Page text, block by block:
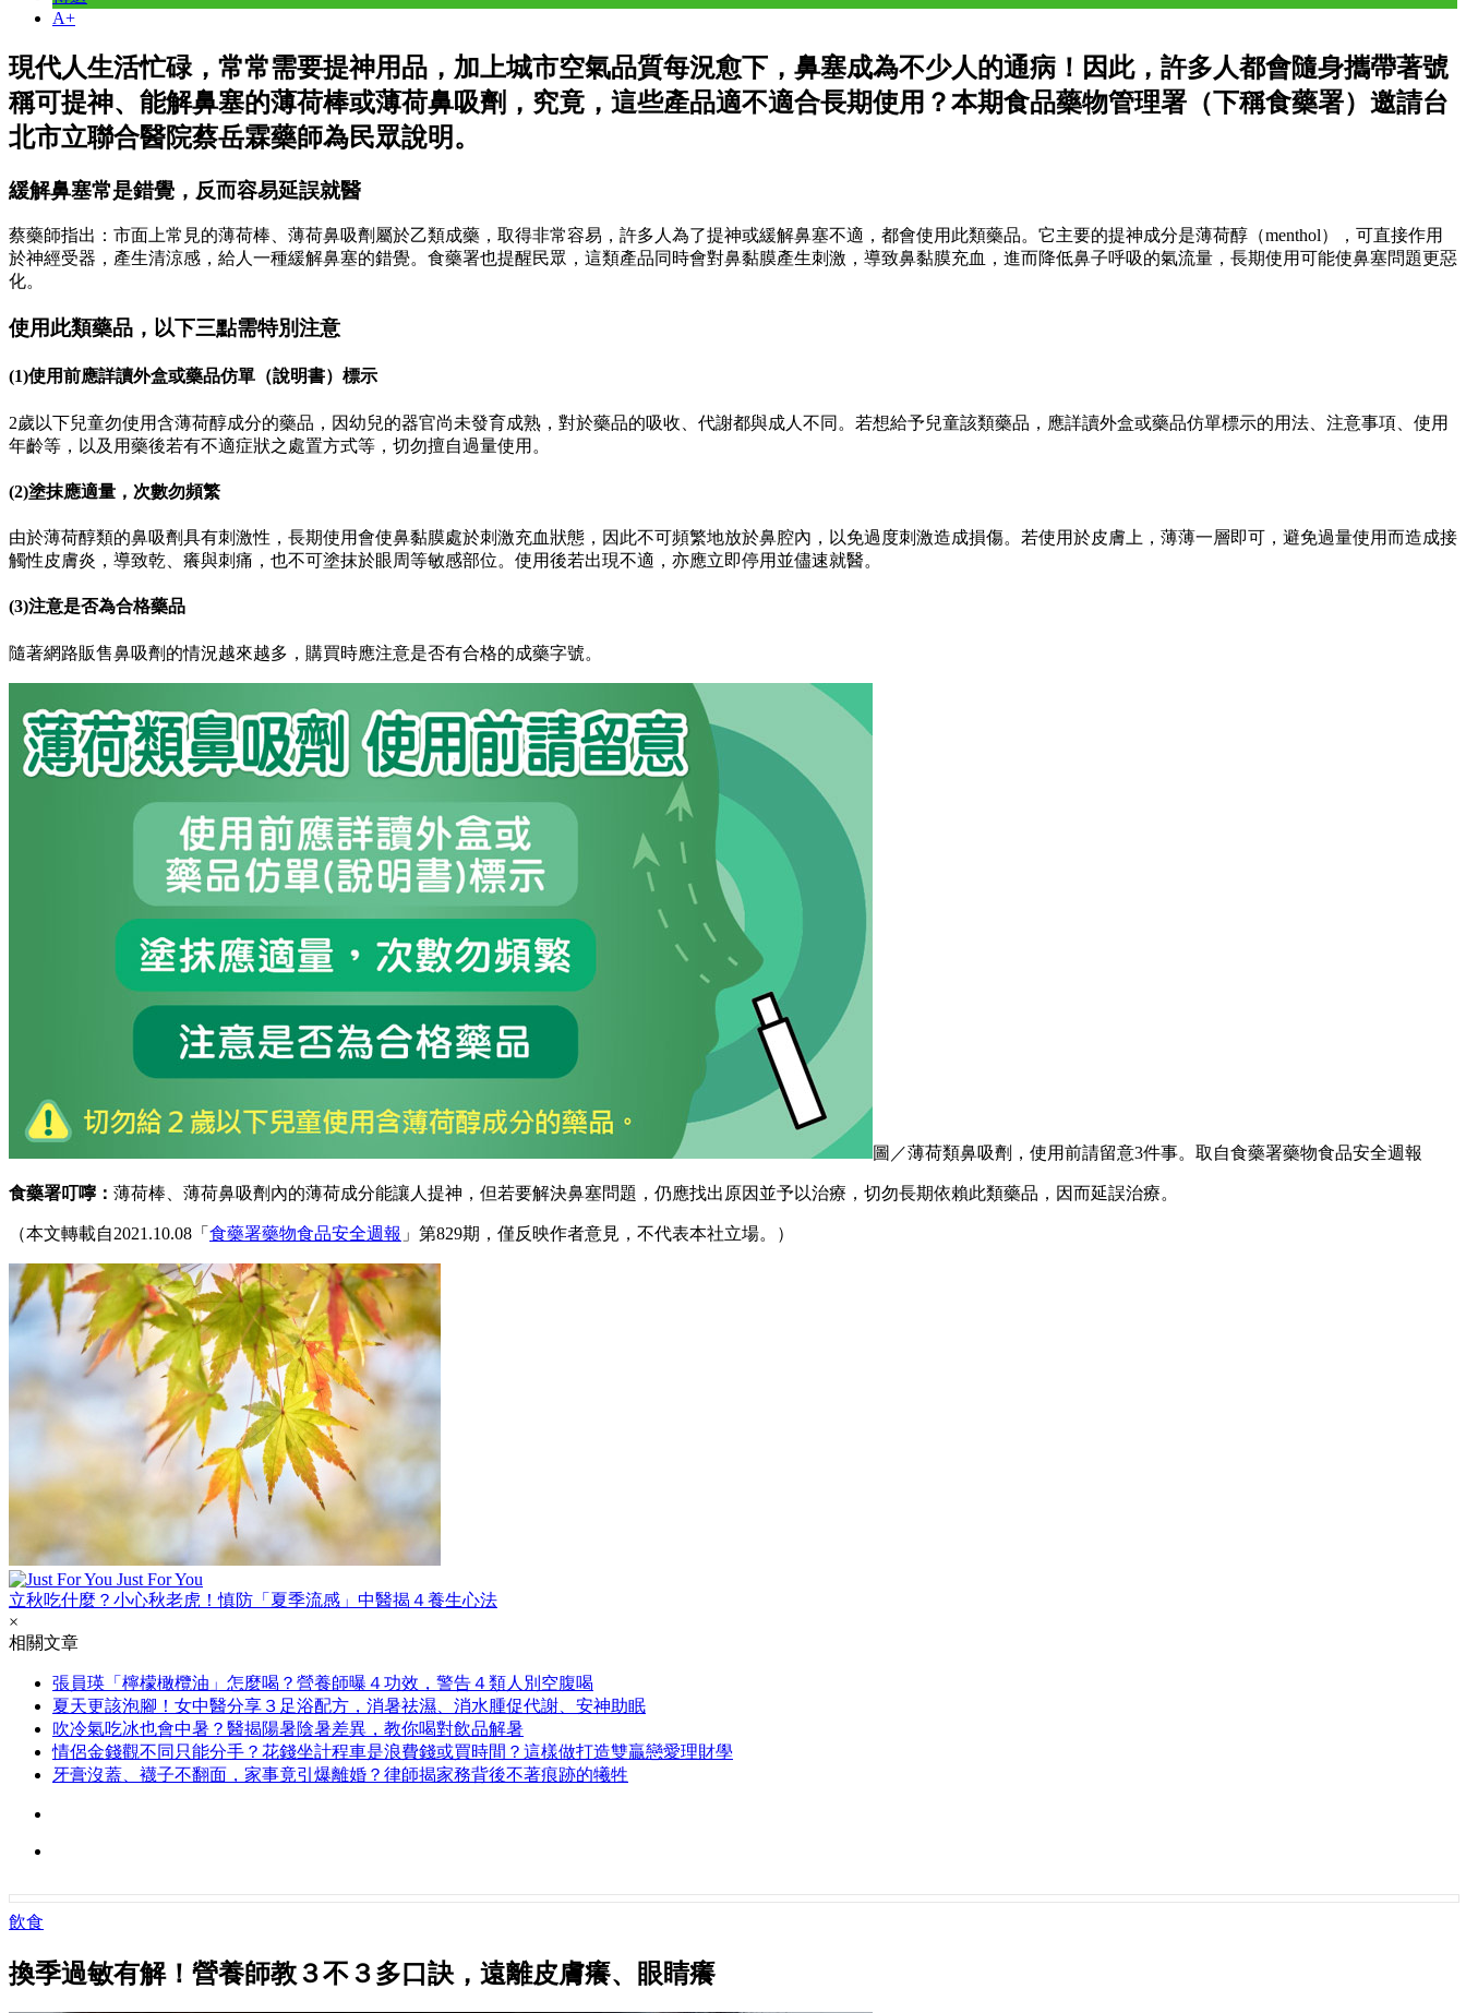
A+
現代人生活忙碌，常常需要提神用品，加上城市空氣品質每況愈下，鼻塞成為不少人的通病！因此，許多人都會隨身攜帶著號
稱可提神、能解鼻塞的薄荷棒或薄荷鼻吸劑，究竟，這些產品適不適合長期使用？本期食品藥物管理署（下稱食藥署）邀請台
北市立聯合醫院蔡岳霖藥師為民眾說明。
緩解鼻塞常是錯覺，反而容易延誤就醫
蔡藥師指出：市面上常見的薄荷棒、薄荷鼻吸劑屬於乙類成藥，取得非常容易，許多人為了提神或緩解鼻塞不適，都會使用此類藥品。它主要的提神成分是薄荷醇（menthol），可直接作用
於神經受器，產生清涼感，給人一種緩解鼻塞的錯覺。食藥署也提醒民眾，這類產品同時會對鼻黏膜產生刺激，導致鼻黏膜充血，進而降低鼻子呼吸的氣流量，長期使用可能使鼻塞問題更惡
化。
使用此類藥品，以下三點需特別注意
(1)使用前應詳讀外盒或藥品仿單（說明書）標示
2歲以下兒童勿使用含薄荷醇成分的藥品，因幼兒的器官尚未發育成熟，對於藥品的吸收、代謝都與成人不同。若想給予兒童該類藥品，應詳讀外盒或藥品仿單標示的用法、注意事項、使用
年齡等，以及用藥後若有不適症狀之處置方式等，切勿擅自過量使用。
(2)塗抹應適量，次數勿頻繁
由於薄荷醇類的鼻吸劑具有刺激性，長期使用會使鼻黏膜處於刺激充血狀態，因此不可頻繁地放於鼻腔內，以免過度刺激造成損傷。若使用於皮膚上，薄薄一層即可，避免過量使用而造成接
觸性皮膚炎，導致乾、癢與刺痛，也不可塗抹於眼周等敏感部位。使用後若出現不適，亦應立即停用並儘速就醫。
(3)注意是否為合格藥品
隨著網路販售鼻吸劑的情況越來越多，購買時應注意是否有合格的成藥字號。
圖／薄荷類鼻吸劑，使用前請留意3件事。取自食藥署藥物食品安全週報
食藥署叮嚀： 薄荷棒、薄荷鼻吸劑內的薄荷成分能讓人提神，但若要解決鼻塞問題，仍應找出原因並予以治療，切勿長期依賴此類藥品，因而延誤治療。
（本文轉載自2021.10.08「 食藥署藥物食品安全週報 」第829期，僅反映作者意見，不代表本社立場。）
Just For You
立秋吃什麼？小心秋老虎！慎防「夏季流感」中醫揭４養生心法
×
相關文章
張員瑛「檸檬橄欖油」怎麼喝？營養師曝４功效，警告４類人別空腹喝
夏天更該泡腳！女中醫分享３足浴配方，消暑祛濕、消水腫促代謝、安神助眠
吹冷氣吃冰也會中暑？醫揭陽暑陰暑差異，教你喝對飲品解暑
情侶金錢觀不同只能分手？花錢坐計程車是浪費錢或買時間？這樣做打造雙贏戀愛理財學
牙膏沒蓋、襪子不翻面，家事竟引爆離婚？律師揭家務背後不著痕跡的犧牲
飲食
換季過敏有解！營養師教３不３多口訣，遠離皮膚癢、眼睛癢